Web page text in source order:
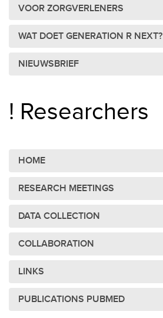
VOOR ZORGVERLENERS
WAT DOET GENERATION R NEXT?
NIEUWSBRIEF
! Researchers
HOME
RESEARCH MEETINGS
DATA COLLECTION
COLLABORATION
LINKS
PUBLICATIONS PUBMED